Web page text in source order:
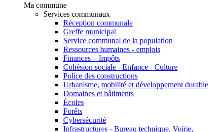
Ma commune
Services communaux
Réception communale
Greffe municipal
Service communal de la population
Ressources humaines - emplois
Finances – Impôts
Cohésion sociale - Enfance - Culture
Police des constructions
Urbanisme, mobilité et développement durable
Domaines et bâtiments
Écoles
Forêts
Cybersécurité
Infrastructures - Bureau technique, Voirie,